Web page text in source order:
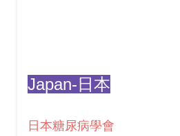
Japan-日本
日本糖尿病學會